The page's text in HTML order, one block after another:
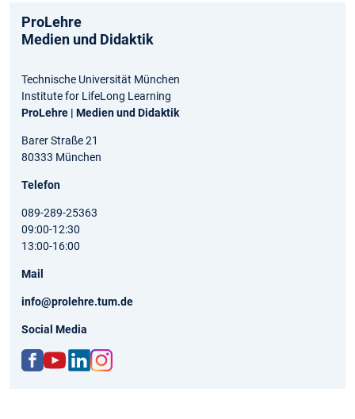
ProLehre
Medien und Didaktik
Technische Universität München
Institute for LifeLong Learning
ProLehre | Medien und Didaktik
Barer Straße 21
80333 München
Telefon
089-289-25363
09:00-12:30
13:00-16:00
Mail
info@prolehre.tum.de
Social Media